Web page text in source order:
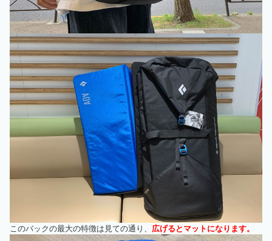
このバックの最大の特徴は見ての通り、 広げるとマットになります。